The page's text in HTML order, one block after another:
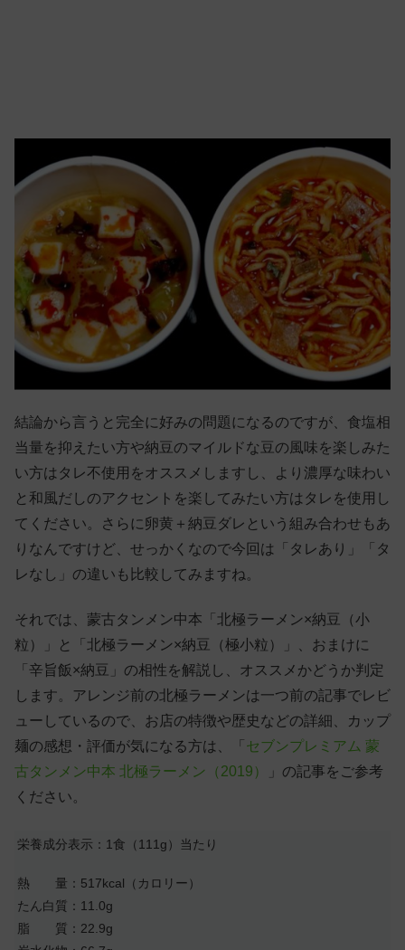
結論から言うと完全に好みの問題になるのですが、食塩相
当量を抑えたい方や納豆のマイルドな豆の風味を楽しみた
い方はタレ不使用をオススメしますし、より濃厚な味わい
と和風だしのアクセントを楽してみたい方はタレを使用し
てください。さらに卵黄＋納豆ダレという組み合わせもあ
りなんですけど、せっかくなので今回は「タレあり」「タ
レなし」の違いも比較してみますね。
それでは、蒙古タンメン中本「北極ラーメン×納豆（小
粒）」と「北極ラーメン×納豆（極小粒）」、おまけに
「辛旨飯×納豆」の相性を解説し、オススメかどうか判定
します。アレンジ前の北極ラーメンは一つ前の記事でレビ
ューしているので、お店の特徴や歴史などの詳細、カップ
麺の感想・評価が気になる方は、「 セブンプレミアム 蒙
古タンメン中本 北極ラーメン（2019）
」の記事をご参考
ください。
栄養成分表示：1食（111g）当たり
熱 量：517kcal（カロリー）
たん白質：11.0g
脂 質：22.9g